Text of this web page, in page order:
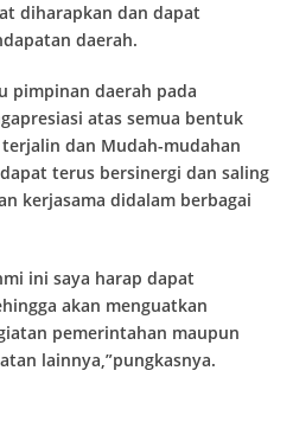
diharapkan dan dapat
daerah.
pimpinan daerah pada
atas semua bentuk
dan Mudah-mudahan
terus bersinergi dan saling
kerjasama didalam berbagai
ini saya harap dapat
akan menguatkan
pemerintahan maupun
lainnya,”pungkasnya.